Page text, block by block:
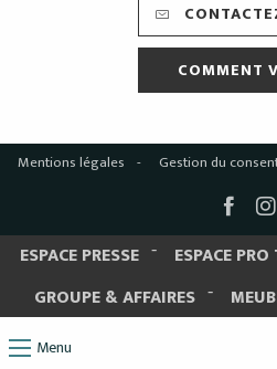
Menu
COMMENT
Mentions légales Gestion du
ESPACE PRESSE
ESPACE
GROUPE & AFFAIRES